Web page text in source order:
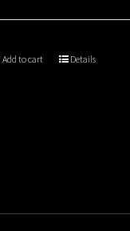
Add to cart Details